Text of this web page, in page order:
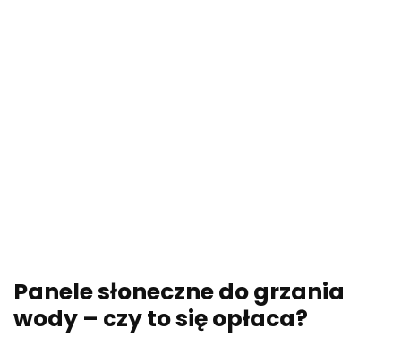
Panele słoneczne do grzania
wody – czy to się opłaca?